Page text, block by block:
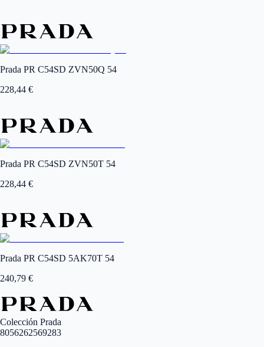
Prada PR C54SD ZVN50Q 54
228,44 €
Prada PR C54SD ZVN50T 54
228,44 €
Prada PR C54SD 5AK70T 54
240,79 €
Colección Prada
8056262569283